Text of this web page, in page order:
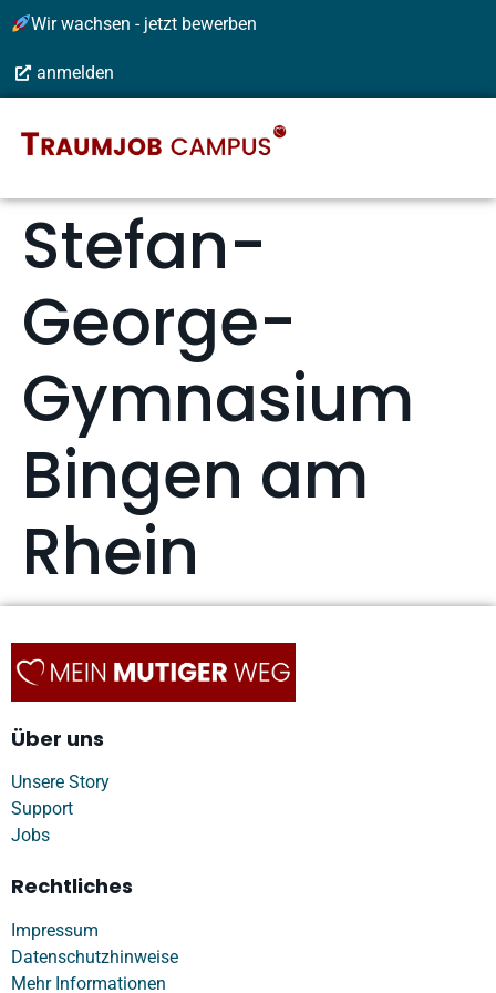
Wir wachsen - jetzt bewerben
anmelden
Stefan-
George-
Gymnasium
Bingen am
Rhein
Über uns
Unsere Story
Support
Jobs
Rechtliches
Impressum
Datenschutzhinweise
Mehr Informationen